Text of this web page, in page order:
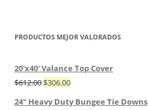
PRODUCTOS MEJOR VALORADOS
20'x40' Valance Top Cover
$612.00 $306.00
24" Heavy Duty Bungee Tie Downs